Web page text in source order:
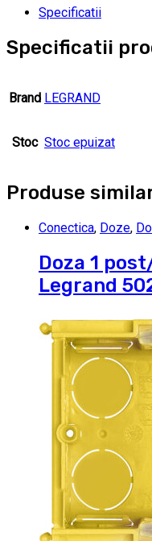
Specificatii
Specificatii
Brand LEGRAND
Stoc Stoc epuizat
Produse
Conectica, Doze,
Doza 1
Legrand